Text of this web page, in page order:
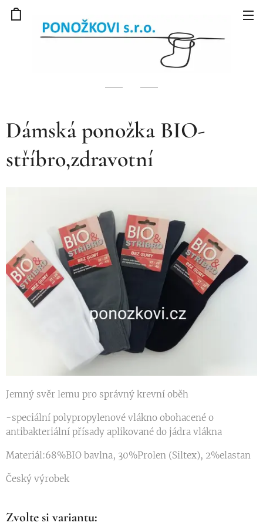
Dámská ponožka BIO-
stříbro,zdravotní
Jemný svěr lemu pro správný krevní oběh
-speciální polypropylenové vlákno obohacené o
antibakteriální přísady aplikované do jádra vlákna
Materiál:68%BIO bavlna, 30%Prolen (Siltex), 2%elastan
Český výrobek
Zvolte si variantu: